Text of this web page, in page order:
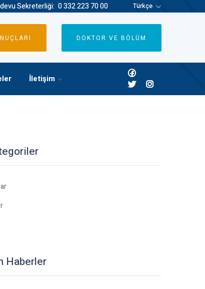
Sekreterliği: 0 332 223 70 00 Türkçe
DOKTOR VE BÖLÜM
İletişim
Haberler